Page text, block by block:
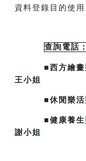
資料登錄目的使用
查詢電話：
■西方繪
王小姐
■休閒樂
■健康養
謝小姐